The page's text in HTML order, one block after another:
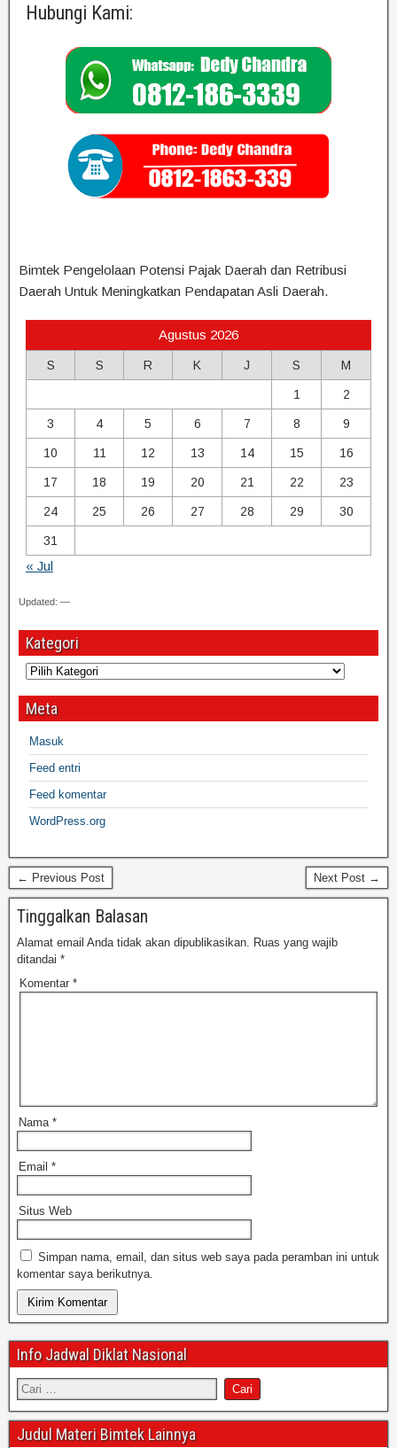
Hubungi Kami:
Bimtek Pengelolaan Potensi Pajak Daerah dan Retribusi
Daerah Untuk Meningkatkan Pendapatan Asli Daerah.
Agustus 2026
S S R K J S M
1 2
3 4 5 6 7 8 9
10 11 12 13 14 15 16
17 18 19 20 21 22 23
24 25 26 27 28 29 30
31
« Jul
Updated: —
Kategori
Meta
Masuk
Feed entri
Feed komentar
WordPress.org
← Previous Post Next Post →
Tinggalkan Balasan
Alamat email Anda tidak akan dipublikasikan. Ruas yang wajib
ditandai *
Komentar *
Nama *
Email *
Situs Web
Simpan nama, email, dan situs web saya pada peramban ini untuk
komentar saya berikutnya.
Info Jadwal Diklat Nasional
Judul Materi Bimtek Lainnya